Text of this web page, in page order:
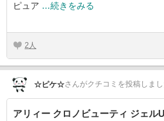
ピュア …続きをみる
2
☆ピケ☆さんがクチコミを投稿しまし
アリィー クロノビューティ ジェル